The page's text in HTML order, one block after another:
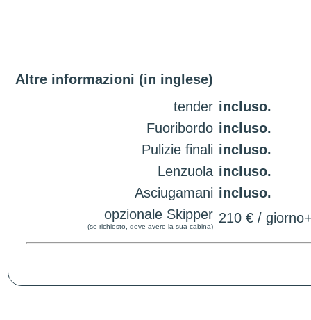
Altre informazioni (in inglese)
tender incluso.
Fuoribordo incluso.
Pulizie finali incluso.
Lenzuola incluso.
Asciugamani incluso.
opzionale Skipper
(se richiesto, deve avere la sua cabina)
210 € /